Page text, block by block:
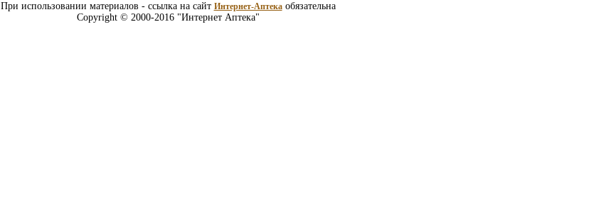
При использовании материалов - ссылка на сайт Интернет-Аптекаобязательна
Copyright © 2000-2016 "Интернет Аптека"